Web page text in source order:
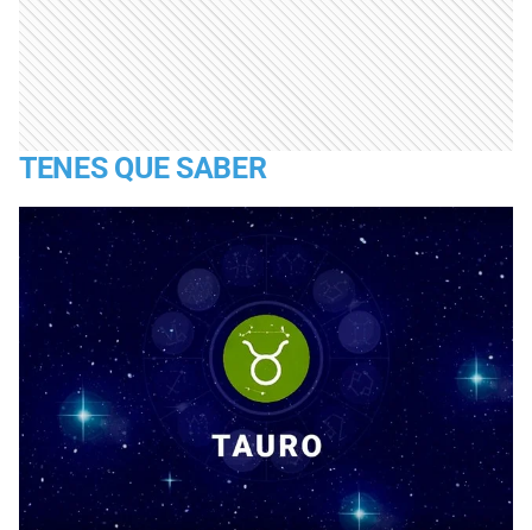
TENES QUE SABER